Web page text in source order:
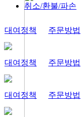
취소/환불/파손
대여정책 주문방법
대여정책 주문방법
대여정책 주문방법